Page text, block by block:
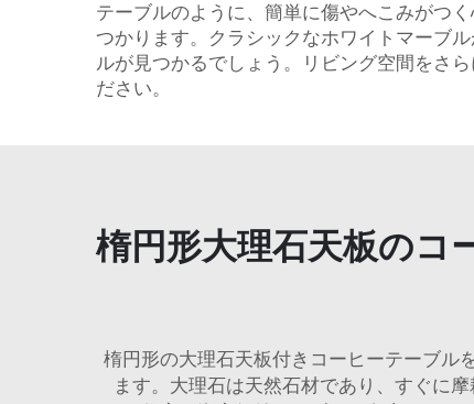
テーブルのように、簡単に傷やへこみがつ
つかります。クラシックなホワイトマーブ
ルが見つかるでしょう。リビング空間をさ
ださい。
楕円形大理石天板のコ
楕円形の大理石天板付きコーヒーテーブル
ます。大理石は天然石材であり、すぐに